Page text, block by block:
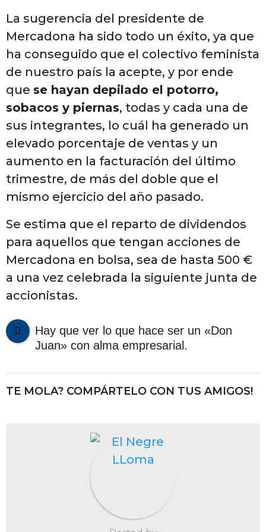
La sugerencia del presidente de
Mercadona ha sido todo un éxito, ya que
ha conseguido que el colectivo feminista
de nuestro país la acepte, y por ende
que se hayan depilado el potorro,
sobacos y piernas, todas y cada una de
sus integrantes, lo cuál ha generado un
elevado porcentaje de ventas y un
aumento en la facturación del último
trimestre, de más del doble que el
mismo ejercicio del año pasado.
Se estima que el reparto de dividendos
para aquellos que tengan acciones de
Mercadona en bolsa, sea de hasta 500 €
a una vez celebrada la siguiente junta de
accionistas.
Hay que ver lo que hace ser un «Don
Juan» con alma empresarial.
TE MOLA? COMPÁRTELO CON TUS AMIGOS!